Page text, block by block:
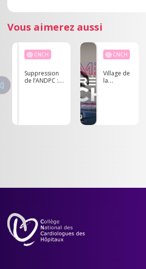
Vous aimerez aussi
CNCH
Suppression
de l’ANDPC :
CNCH
Village de
la